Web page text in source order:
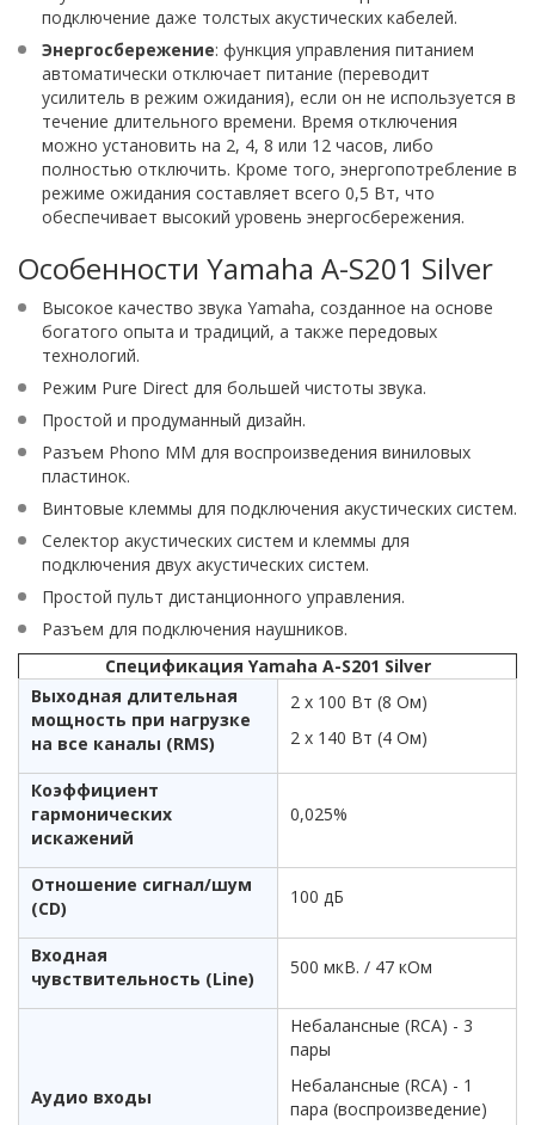
подключение даже толстых акустических кабелей.
Энергосбережение: функция управления питанием
автоматически отключает питание (переводит
усилитель в режим ожидания), если он не используется в
течение длительного времени. Время отключения
можно установить на 2, 4, 8 или 12 часов, либо
полностью отключить. Кроме того, энергопотребление в
режиме ожидания составляет всего 0,5 Вт, что
обеспечивает высокий уровень энергосбережения.
Особенности Yamaha A-S201 Silver
Высокое качество звука Yamaha, созданное на основе
богатого опыта и традиций, а также передовых
технологий.
Режим Pure Direct для большей чистоты звука.
Простой и продуманный дизайн.
Разъем Phono MM для воспроизведения виниловых
пластинок.
Винтовые клеммы для подключения акустических систем.
Селектор акустических систем и клеммы для
подключения двух акустических систем.
Простой пульт дистанционного управления.
Разъем для подключения наушников.
Спецификация Yamaha A-S201 Silver
Выходная длительная
мощность при нагрузке
на все каналы (RMS)
2 x 100 Вт (8 Ом)
2 x 140 Вт (4 Ом)
Коэффициент
гармонических
искажений
0,025%
Отношение сигнал/шум
(CD)
100 дБ
Входная
чувствительность (Line)
500 мкВ. / 47 кОм
Аудио входы
Небалансные (RCA) - 3
пары
Небалансные (RCA) - 1
пара (воспроизведение)